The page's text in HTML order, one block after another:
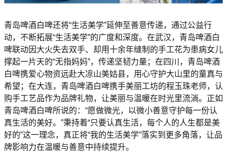
青岛啤酒白啤还将“生活美学”延伸至善意传递，通过公益行
动，不断拓展“生活美学”的广度和深度。在武汉，青岛啤酒白
啤联动因大火失去双手、却用十余年缝制的手工花为患病女儿
撑起一片天的“无指妈妈”，传递坚韧力量；在四川，青岛啤酒
白啤携爱心物资远赴大凉山美姑县，用心守护大山里的童真与
希望；在大连，青岛啤酒白啤携手美丽工坊的程玉珠老师，认
购手工艺品作为品牌礼物，让美丽与温暖在时光里流淌。正如
青岛啤酒白啤所说的：“愿做微光，以微小善意守护每一份认
真生活的美好。”秉持着“只要认真生活，每个人的人生都是美
好的”这一理念，真正将“我的生活美学”落实到更多角落，让品
牌影响力在温暖与善意中持续提升。